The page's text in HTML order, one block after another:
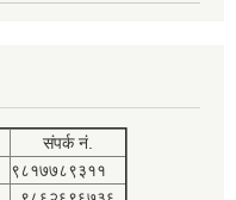
संपर्क नं.
९८१७७८९३११